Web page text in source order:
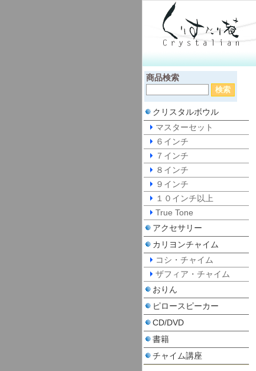
商品検索
クリスタルボウル
マスターセット
６インチ
７インチ
８インチ
９インチ
１０インチ以上
True Tone
アクセサリー
カリヨンチャイム
コシ・チャイム
ザフィア・チャイム
おりん
ピロースピーカー
CD/DVD
書籍
チャイム講座